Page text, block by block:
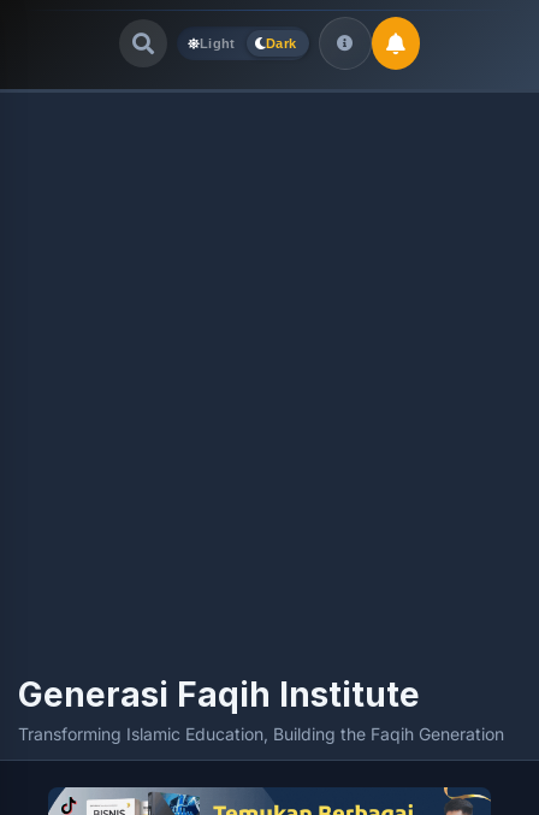
Light Dark
Generasi Faqih Institute
Transforming Islamic Education, Building the Faqih Generation